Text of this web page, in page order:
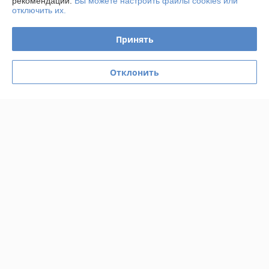
08.12.2020
Покупатель
отключить их.
Принять
Отклонить